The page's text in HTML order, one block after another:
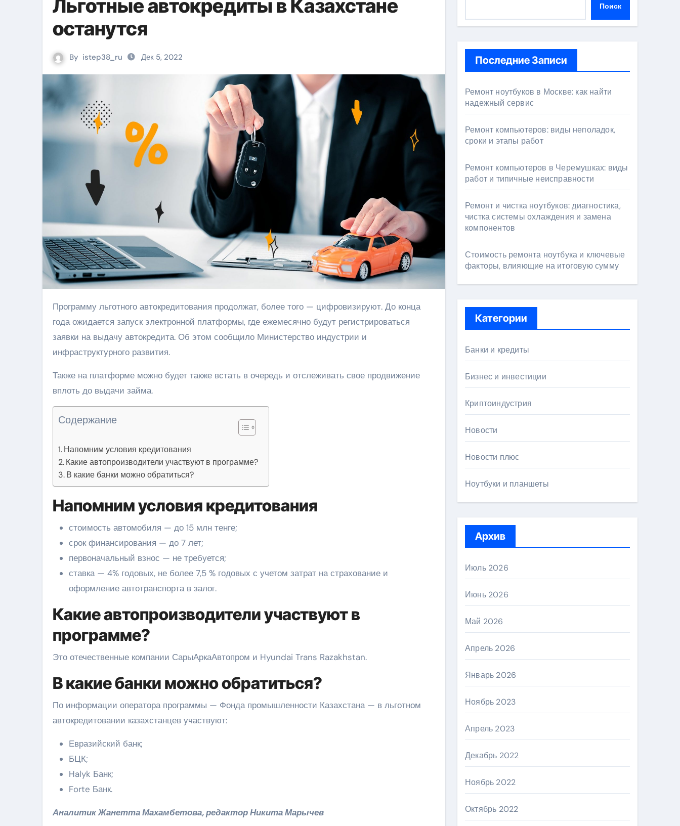
Льготные автокредиты в Казахстане
останутся
By istep38_ru Дек 5, 2022
Программу льготного автокредитования продолжат, более того — цифровизируют. До конца
года ожидается запуск электронной платформы, где ежемесячно будут регистрироваться
заявки на выдачу автокредита. Об этом сообщило Министерство индустрии и
инфраструктурного развития.
Также на платформе можно будет также встать в очередь и отслеживать свое продвижение
вплоть до выдачи займа.
Содержание
Напомним условия кредитования
Какие автопроизводители участвуют в программе?
В какие банки можно обратиться?
Напомним условия кредитования
стоимость автомобиля — до 15 млн тенге;
срок финансирования — до 7 лет;
первоначальный взнос — не требуется;
ставка — 4% годовых, не более 7,5 % годовых с учетом затрат на страхование и
оформление автотранспорта в залог.
Какие автопроизводители участвуют в
программе?
Это отечественные компании СарыАркаАвтопром и Hyundai Trans Razakhstan.
В какие банки можно обратиться?
По информации оператора программы — Фонда промышленности Казахстана — в льготном
автокредитовании казахстанцев участвуют:
Евразийский банк;
БЦК;
Halyk Банк;
Forte Банк.
Аналитик Жанетта Махамбетова, редактор Никита Марычев
Поиск
Последние Записи
Ремонт ноутбуков в Москве: как найти
надежный сервис
Ремонт компьютеров: виды неполадок,
сроки и этапы работ
Ремонт компьютеров в Черемушках: виды
работ и типичные неисправности
Ремонт и чистка ноутбуков: диагностика,
чистка системы охлаждения и замена
компонентов
Стоимость ремонта ноутбука и ключевые
факторы, влияющие на итоговую сумму
Категории
Банки и кредиты
Бизнес и инвестиции
Криптоиндустрия
Новости
Новости плюс
Ноутбуки и планшеты
Архив
Июль 2026
Июнь 2026
Май 2026
Апрель 2026
Январь 2026
Ноябрь 2023
Апрель 2023
Декабрь 2022
Ноябрь 2022
Октябрь 2022